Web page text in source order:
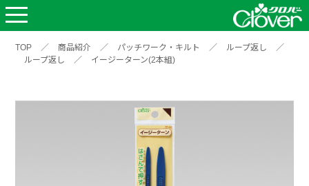
TOP ／ 商品紹介 ／ パッチワーク・キルト ／ ループ返し
／
ループ返し
／ イージーターン(2本組)